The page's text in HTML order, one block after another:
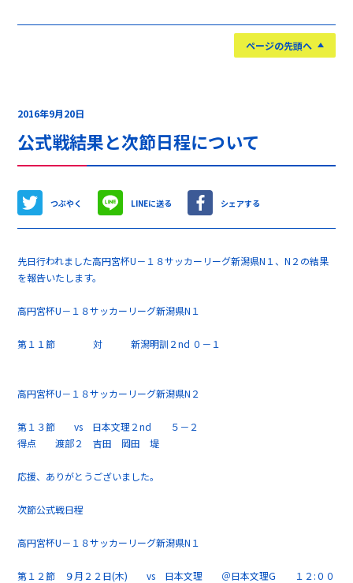
ページの先頭へ
2016年9月20日
公式戦結果と次節日程について
つぶやく LINEに送る シェアする
先日行われました高円宮杯U－１８サッカーリーグ新潟県N１、N２の結果
を報告いたします。
高円宮杯U－１８サッカーリーグ新潟県N１
第１１節 対 新潟明訓２nd ０－１
高円宮杯U－１８サッカーリーグ新潟県N２
第１３節 vs 日本文理２nd ５－２
得点 渡部２ 吉田 岡田 堤
応援、ありがとうございました。
次節公式戦日程
高円宮杯U－１８サッカーリーグ新潟県N１
第１２節 ９月２２日(木) vs 日本文理 ＠日本文理G １２:００